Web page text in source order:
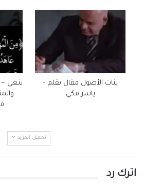
بنات الأصول مقال بقلم –
ياسر مكي
ينعي —
تحميل المزيد
اترك رد